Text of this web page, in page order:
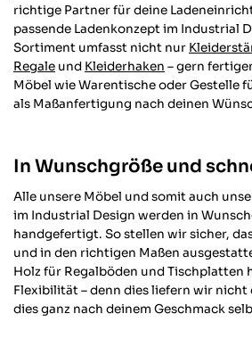
richtige Partner für deine
passende Ladenkonzept im Industrial
Sortiment umfasst nicht nur
Regale und Kleiderhaken – gern
Möbel wie Warentische oder Gestelle
als Maßanfertigung nach deinen
In Wunschgröße und
Alle unsere Möbel und somit auch
im Industrial Design werden in
handgefertigt. So stellen wir sicher,
und in den richtigen Maßen
Holz für Regalböden und Tischplatten
Flexibilität – denn dies liefern wir nicht
dies ganz nach deinem Geschmack